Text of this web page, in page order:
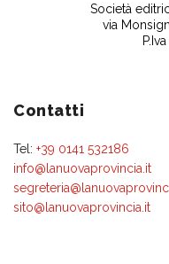
Società
via
Contatti
Tel: +39 0141 532186
info@lanuovaprovincia.it
sito@lanuovaprovincia.it